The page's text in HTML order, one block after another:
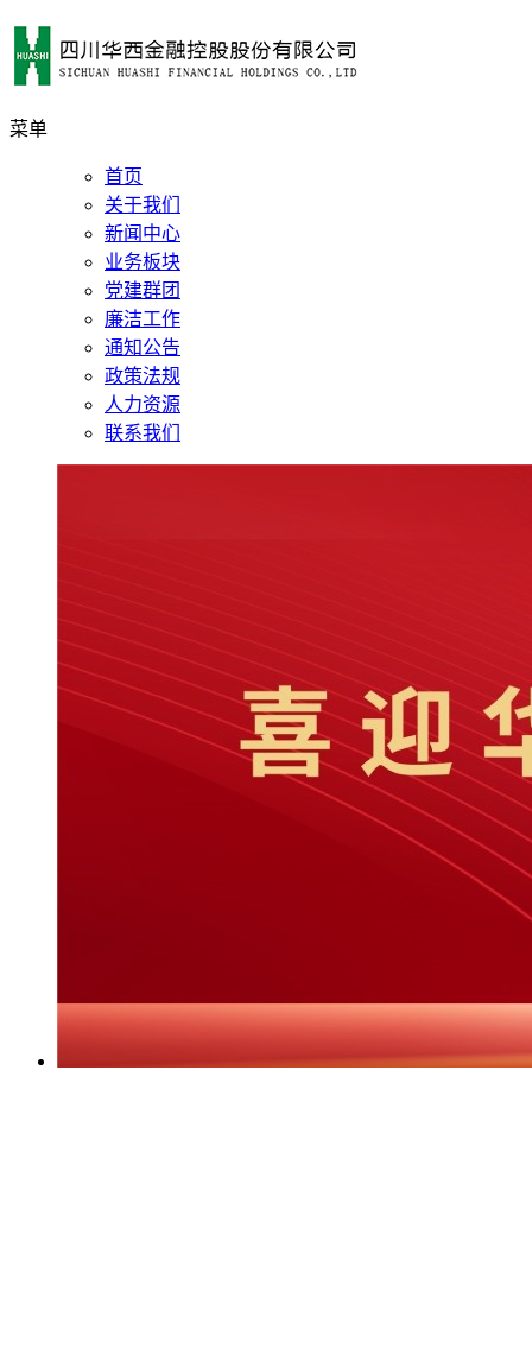
菜单
首页
关于我们
新闻中心
业务板块
党建群团
廉洁工作
通知公告
政策法规
人力资源
联系我们